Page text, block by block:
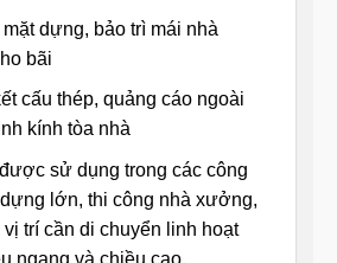
dựng, bảo trì mái nhà
bãi
cấu thép, quảng cáo ngoài
kính tòa nhà
sử dụng trong các công
lớn, thi công nhà xưởng,
vị trí cần di chuyển linh hoạt
ngang và chiều cao.